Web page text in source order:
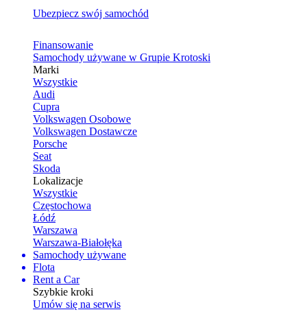
Ubezpiecz swój samochód
Finansowanie
Samochody używane w Grupie Krotoski
Marki
Wszystkie
Audi
Cupra
Volkswagen Osobowe
Volkswagen Dostawcze
Porsche
Seat
Skoda
Lokalizacje
Wszystkie
Częstochowa
Łódź
Warszawa
Warszawa-Białołęka
Samochody używane
Flota
Rent a Car
Szybkie kroki
Umów się na serwis